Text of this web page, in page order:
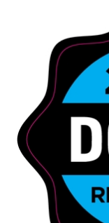
ProfiMag
Kontakt